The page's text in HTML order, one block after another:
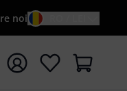
noi
{searchTerm}